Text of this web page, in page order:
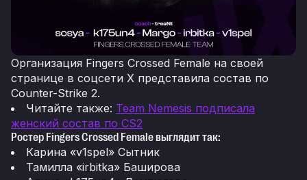
Организация Fingers Crossed Female на своей
странице в соцсети Х представила состав по
Counter-Strike 2.
Читайте также: Team Nemesis подписала
женский состав по CS2
Ростер Fingers Crossed Female выглядит так:
Карина «v1spel» Сытник
Тамилла «irbitka» Баширова